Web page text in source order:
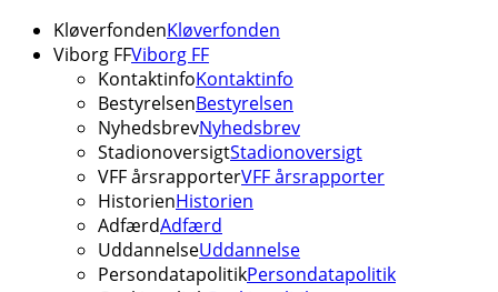
KløverfondenKløverfonden
Viborg FFViborg FF
KontaktinfoKontaktinfo
BestyrelsenBestyrelsen
NyhedsbrevNyhedsbrev
StadionoversigtStadionoversigt
VFF årsrapporterVFF årsrapporter
HistorienHistorien
AdfærdAdfærd
UddannelseUddannelse
PersondatapolitikPersondatapolitik